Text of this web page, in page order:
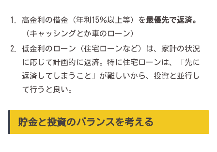
高金利の借金（年利15％以上等）を最優先で返済。
（キャッシングとか車のローン）
低金利のローン（住宅ローンなど）は、家計の状況
に応じて計画的に返済。特に住宅ローンは、「先に
返済してしまうこと」が難しいから、投資と並行し
て行うと良い。
貯金と投資のバランスを考える